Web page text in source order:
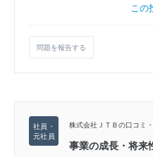
この
問題を報告する
株式会社ＪＴＢの口コミ
事業の成長・将来